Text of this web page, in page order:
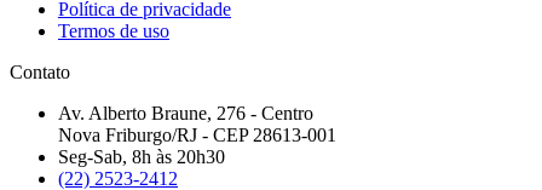
Política de privacidade
Termos de uso
Contato
Av. Alberto Braune, 276 - Centro
Nova Friburgo/RJ - CEP 28613-001
Seg-Sab, 8h às 20h30
(22) 2523-2412